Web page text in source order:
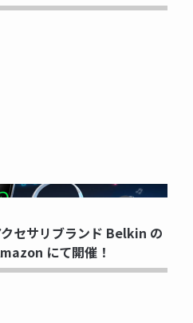
クセサリブランド Belkin の
にて開催！